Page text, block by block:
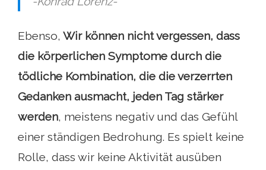
Ebenso, Wir können nicht vergessen, dass
die körperlichen Symptome durch die
tödliche Kombination, die die verzerrten
Gedanken ausmacht, jeden Tag stärker
werden, meistens negativ und das Gefühl
einer ständigen Bedrohung. Es spielt keine
Rolle, dass wir keine Aktivität ausüben